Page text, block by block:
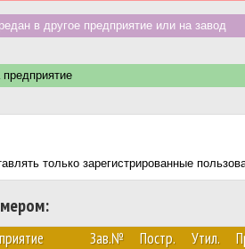
в другое предприятие или на завод
только зарегистрированные
Зав.№ Постр. Утил.